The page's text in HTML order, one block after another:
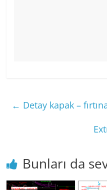
← Detay kapak –
Bunları da